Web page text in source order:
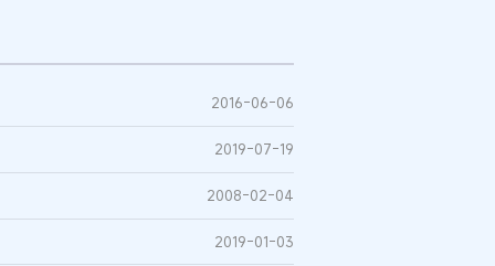
2016-06-06
2019-07-19
2008-02-04
2019-01-03